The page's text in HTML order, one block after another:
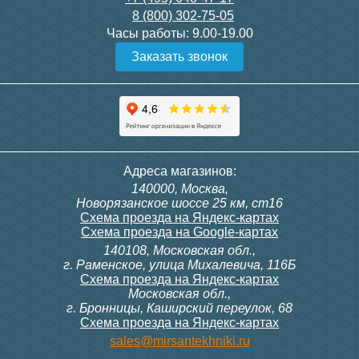
Конвектор ITT.080.200.1300
с решеткой GRILL.SGW-20-
Конвектор ITT.080.200.1000
с решеткой GRILL.SGW-20-
Конвектор ITT.080.200.1000
с решеткой GRILL.SGW-20-
Конвектор ITT.080.200.900 с
решеткой GRILL.SGA-20-
Подробнее Подробнее
3 950
11, 230В (механ.)
6 000
8 (800) 302-75-05
Часы работы: 9.00-19.00
Заказать звонок
Адреса магазинов:
140000, Москва,
Новорязанское шоссе 25 км, ст16
Схема проезда на Яндекс-картах
Схема проезда на Google-картах
140108, Московская обл.,
г. Раменское, улица Михалевича, 116Б
Схема проезда на Яндекс-картах
Московская обл.,
г. Бронницы, Каширский переулок, 68
Схема проезда на Яндекс-картах
sales@mirsantekhniki.ru